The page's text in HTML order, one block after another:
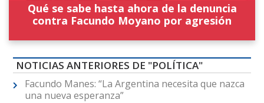
Qué se sabe hasta ahora de la denuncia
contra Facundo Moyano por agresión
NOTICIAS ANTERIORES DE "POLÍTICA"
Facundo Manes: “La Argentina necesita que nazca
una nueva esperanza”